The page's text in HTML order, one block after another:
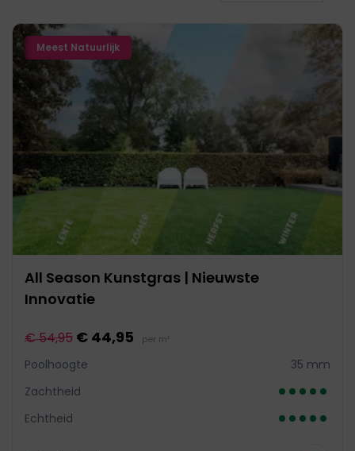
Meest Natuurlijk
All Season Kunstgras | Nieuwste
Innovatie
€ 54,95 € 44,95 per m²
Poolhoogte
35 mm
Zachtheid
Echtheid